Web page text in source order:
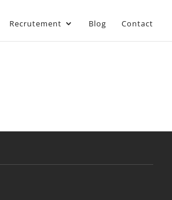
Recrutement Blog Contact